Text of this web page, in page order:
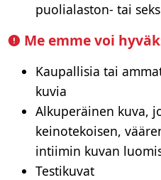
puolialaston- tai
Me emme voi
Kaupallisia tai
kuvia
Alkuperäinen kuva,
keinotekoisen,
intiimin kuvan
Testikuvat